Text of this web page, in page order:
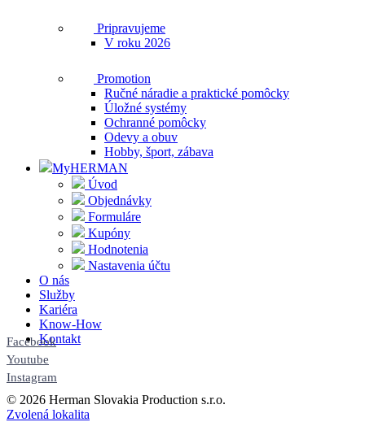
Pripravujeme
V roku 2026
Promotion
Ručné náradie a praktické pomôcky
Úložné systémy
Ochranné pomôcky
Odevy a obuv
Hobby, šport, zábava
MyHERMAN
Úvod
Objednávky
Formuláre
Kupóny
Hodnotenia
Nastavenia účtu
O nás
Služby
Kariéra
Know-How
Kontakt
Facebook
Youtube
Instagram
© 2026 Herman Slovakia Production s.r.o.
Zvolená lokalita